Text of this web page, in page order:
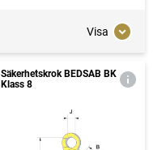
Visa
Säkerhetskrok BEDSAB BK
Klass 8